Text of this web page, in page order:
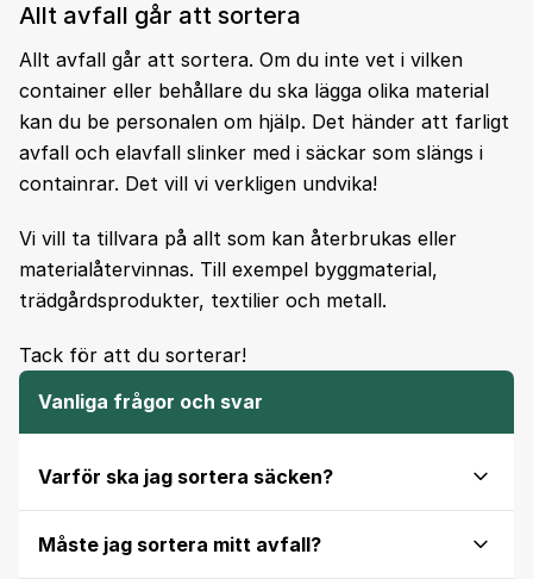
Allt avfall går att sortera
Allt avfall går att sortera. Om du inte vet i vilken
container eller behållare du ska lägga olika material
kan du be personalen om hjälp. Det händer att farligt
avfall och elavfall slinker med i säckar som slängs i
containrar. Det vill vi verkligen undvika!
Vi vill ta tillvara på allt som kan återbrukas eller
materialåtervinnas. Till exempel byggmaterial,
trädgårdsprodukter, textilier och metall.
Tack för att du sorterar!
Vanliga frågor och svar
Varför ska jag sortera säcken?
Måste jag sortera mitt avfall?